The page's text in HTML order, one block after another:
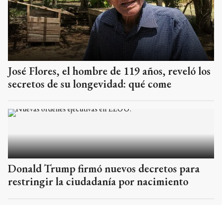
José Flores, el hombre de 119 años, reveló los
secretos de su longevidad: qué come
Donald Trump firmó nuevos decretos para
restringir la ciudadanía por nacimiento